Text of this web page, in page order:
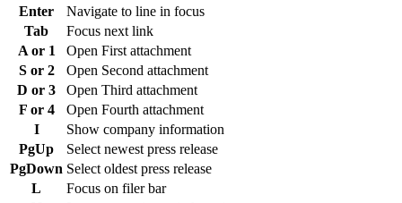
Enter
Navigate to line in focus
Tab
Focus next link
A or 1
Open First attachment
S or 2
Open Second attachment
D or 3
Open Third attachment
F or 4
Open Fourth attachment
I
Show company information
PgUp
Select newest press release
PgDown Select oldest press release
L
Focus on filer bar